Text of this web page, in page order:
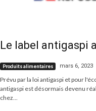
Le label antigaspi
Produits alimentaires mars 6, 2023
Prévu par la loi antigaspi et pour
antigaspi est désormais devenu
chez...